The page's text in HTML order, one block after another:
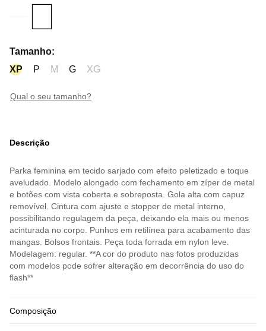
Tamanho:
XP
P M G XG
qual o seu tamanho?
Descrição
Parka feminina em tecido sarjado com efeito peletizado e toque
aveludado. Modelo alongado com fechamento em zíper de metal
e botões com vista coberta e sobreposta. Gola alta com capuz
removível. Cintura com ajuste e stopper de metal interno,
possibilitando regulagem da peça, deixando ela mais ou menos
acinturada no corpo. Punhos em retilínea para acabamento das
mangas. Bolsos frontais. Peça toda forrada em nylon leve.
Modelagem: regular. **A cor do produto nas fotos produzidas
com modelos pode sofrer alteração em decorrência do uso do
flash**
Composição